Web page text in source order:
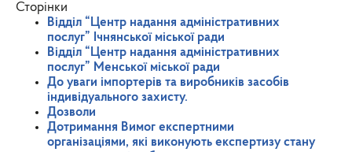
Сторінки
Відділ “Центр надання адміністративних
послуг” Ічнянської міської ради
Відділ “Центр надання адміністративних
послуг” Менської міської ради
До уваги імпортерів та виробників засобів
індивідуального захисту.
Дозволи
Дотримання Вимог експертними
організаціями, які виконують експертизу стану